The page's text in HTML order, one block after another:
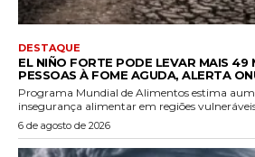
DESTAQUE
EL NIÑO FORTE PODE LEVAR MAIS 49
PESSOAS À FOME AGUDA, ALERTA
Programa Mundial de Alimentos estima
insegurança alimentar em regiões
6 de agosto de 2026